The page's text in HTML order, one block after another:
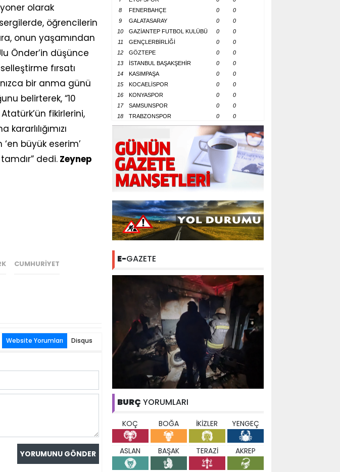
olarak
öğrencilerin
onun yaşamından
Önder’in düşünce
fırsatı
bir anma günü
belirterek, “10
fikirlerini,
büyük eserim’
dedi.Zeynep
CUMHURIYET
Website Yorumları Disqus
8
FENERBAHÇE 0
0
9
GALATASARAY 0
0
10
GAZİANTEP FUTBOL KULÜBÜ 0
0
11
GENÇLERBİRLİĞİ 0
0
12
GÖZTEPE 0
0
13
İSTANBUL BAŞAKŞEHİR 0
0
14
KASIMPAŞA 0
0
15
KOCAELİSPOR 0
0
16
KONYASPOR 0
0
17
SAMSUNSPOR 0
0
18
TRABZONSPOR 0 0
E-GAZETE
BURÇ YORUMLARI
KOÇ BOĞA İKİZLER YENGEÇ
ASLAN BAŞAK TERAZİ AKREP